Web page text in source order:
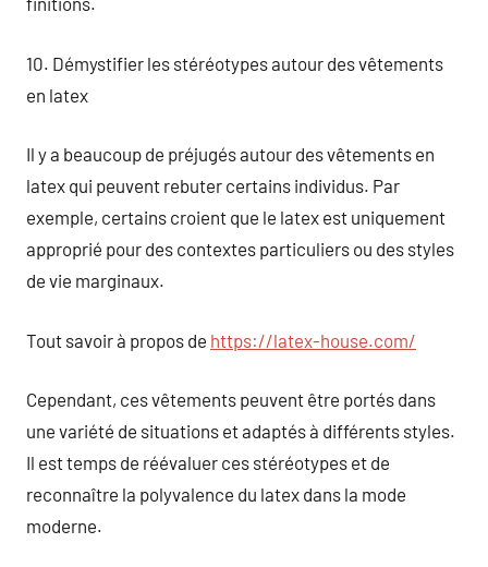
10. Démystifier les stéréotypes autour des vêtements
en latex
Il y a beaucoup de préjugés autour des vêtements en
latex qui peuvent rebuter certains individus. Par
exemple, certains croient que le latex est uniquement
approprié pour des contextes particuliers ou des styles
de vie marginaux.
Tout savoir à propos de https://latex-house.com/
Cependant, ces vêtements peuvent être portés dans
une variété de situations et adaptés à différents styles.
Il est temps de réévaluer ces stéréotypes et de
reconnaître la polyvalence du latex dans la mode
moderne.